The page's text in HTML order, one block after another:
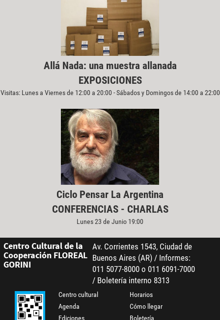
Allá Nada: una muestra allanada
EXPOSICIONES
Visitas: Lunes a Viernes de 12:00 a 20:00 - Sábados y Domingos de 14:00 a 22:00
Ciclo Pensar La Argentina
CONFERENCIAS - CHARLAS
Lunes 23 de Junio 19:00
Centro Cultural de la
Cooperación FLOREAL
GORINI
Av. Corrientes 1543, Ciudad de
Buenos Aires (AR) / Informes:
011 5077-8000 o 011 6091-7000
/ Boletería interno 8313
Centro cultural
Agenda
Ediciones
Horarios
Cómo llegar
Boletería